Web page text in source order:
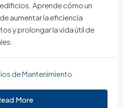
Aprende cómo un
aumentar la eficiencia
y prolongar la vida útil de
de Mantenimiento
More